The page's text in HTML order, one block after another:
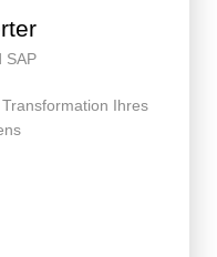
SAP
Ihres